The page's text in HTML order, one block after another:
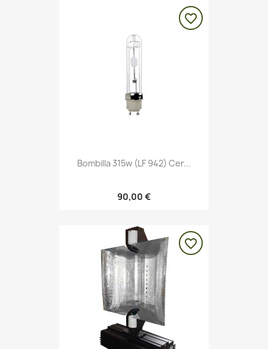
Bombilla 315w (LF 942) Cer...
90,00 €
favorite_border
favorite_border